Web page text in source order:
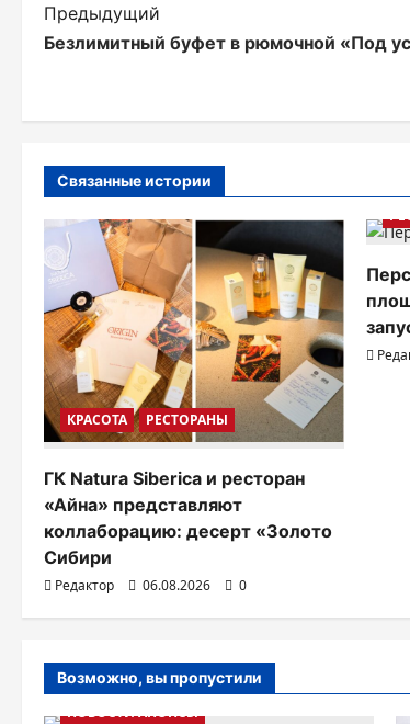
Н
а
г
а
ц
и
я
п
о
з
а
п
и
с
м
Предыдущий
Безлимитный буфет в рюмочной «Под
Связанные истории
КРАСОТА РЕСТОРАНЫ
ГК Natura Siberica и ресторан
«Айна» представляют
коллаборацию: десерт «Золото
Сибири
Редактор 06.08.2026 0
Возможно, вы пропустили
НОВОСТИ АНОНСЫ